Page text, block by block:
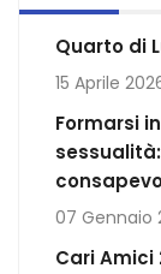
Quarto di
15 Aprile
Formarsi
07 Gennaio
Cari Amici